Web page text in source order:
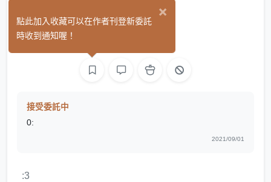
Meow
接受委託中
0:
2021/09/01
:3
×
點此加入收藏可以在作者刊登新委託
時收到通知喔！